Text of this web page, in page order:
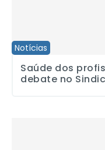
Notícias
Saúde dos
debate no